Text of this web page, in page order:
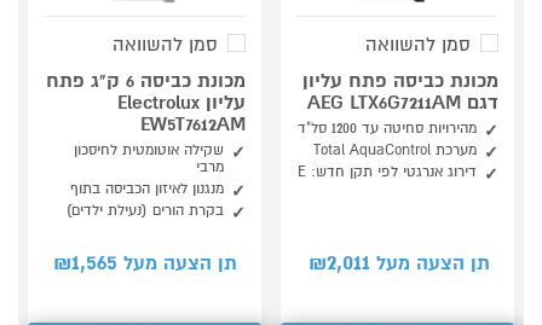
סמן להשוואה
מכונת כביסה פתח עליון
דגם AEG LTX6G7211AM
מהירויות סחיטה עד 1200 סל"ד
מערכת Total AquaControl
דירוג אנרגטי לפי תקן חדש: E
תן הצעה מעל ₪ 2,011
סמן להשוואה
מכונת כביסה 6 ק"ג פתח
עליון Electrolux
EW5T7612AM
שקילה אוטומטית לחיסכון
מרבי
מנגנון לאיזון הכביסה בתוף
בקרת הורים (נעילת ילדים)
תן הצעה מעל ₪ 1,565